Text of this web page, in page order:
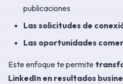
publicaciones
Las solicitudes de
Las oportunidades
Este enfoque te permite
LinkedIn en resultados